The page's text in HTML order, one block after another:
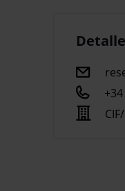
en las
Parking Vol
tiempo.